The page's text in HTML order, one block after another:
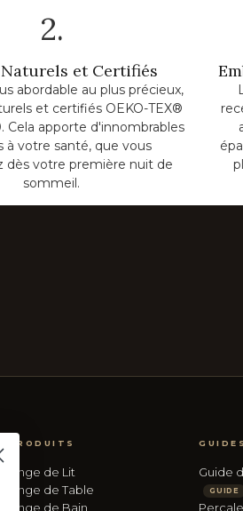
2.
et Certifiés
abordable au plus précieux,
et certifiés OEKO-TEX®
Cela apporte d'innombrables
à votre santé, que vous
dès votre première nuit de
sommeil.
PRODUITS
Linge de Lit
Linge de Table
Linge de Bain
Guide
GUIDE